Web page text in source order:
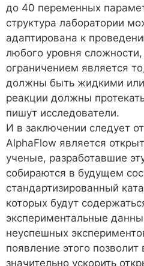
до 40 переменных
структура лаборатории
адаптирована к
любого уровня
ограничением является
должны быть жидкими
реакции должны
пишут исследователи.
И в заключении следует
AlphaFlow является
ученые, разработавшие
собираются в будущем
стандартизированный
которых будут
экспериментальные
неуспешных
появление этого
значительно ускорить